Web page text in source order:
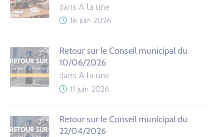
dans A la une
16 juin 2026
Retour sur le Conseil municipal du
10/06/2026
dans A la une
11 juin 2026
Retour sur le Conseil municipal du
22/04/2026